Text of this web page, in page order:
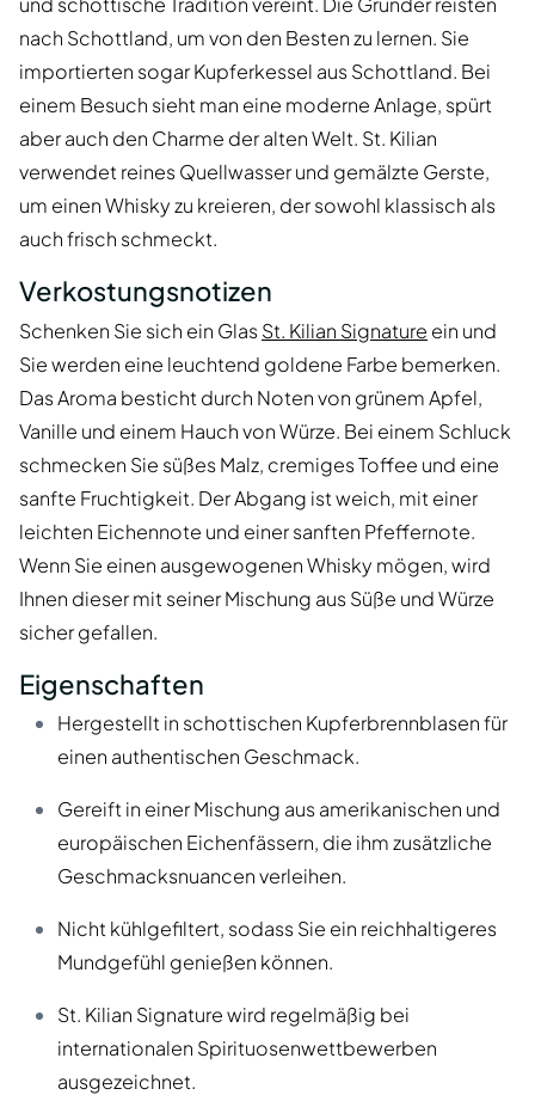
nach Schottland, um von den Besten zu lernen. Sie
importierten sogar Kupferkessel aus Schottland. Bei
einem Besuch sieht man eine moderne Anlage, spürt
aber auch den Charme der alten Welt. St. Kilian
verwendet reines Quellwasser und gemälzte Gerste,
um einen Whisky zu kreieren, der sowohl klassisch als
auch frisch schmeckt.
Verkostungsnotizen
Schenken Sie sich ein GlasSt. Kilian Signature ein und
Sie werden eine leuchtend goldene Farbe bemerken.
Das Aroma besticht durch Noten von grünem Apfel,
Vanille und einem Hauch von Würze. Bei einem Schluck
schmecken Sie süßes Malz, cremiges Toffee und eine
sanfte Fruchtigkeit. Der Abgang ist weich, mit einer
leichten Eichennote und einer sanften Pfeffernote.
Wenn Sie einen ausgewogenen Whisky mögen, wird
Ihnen dieser mit seiner Mischung aus Süße und Würze
sicher gefallen.
Eigenschaften
Hergestellt in schottischen Kupferbrennblasen für
einen authentischen Geschmack.
Gereift in einer Mischung aus amerikanischen und
europäischen Eichenfässern, die ihm zusätzliche
Geschmacksnuancen verleihen.
Nicht kühlgefiltert, sodass Sie ein reichhaltigeres
Mundgefühl genießen können.
St. Kilian Signature wird regelmäßig bei
internationalen Spirituosenwettbewerben
ausgezeichnet.